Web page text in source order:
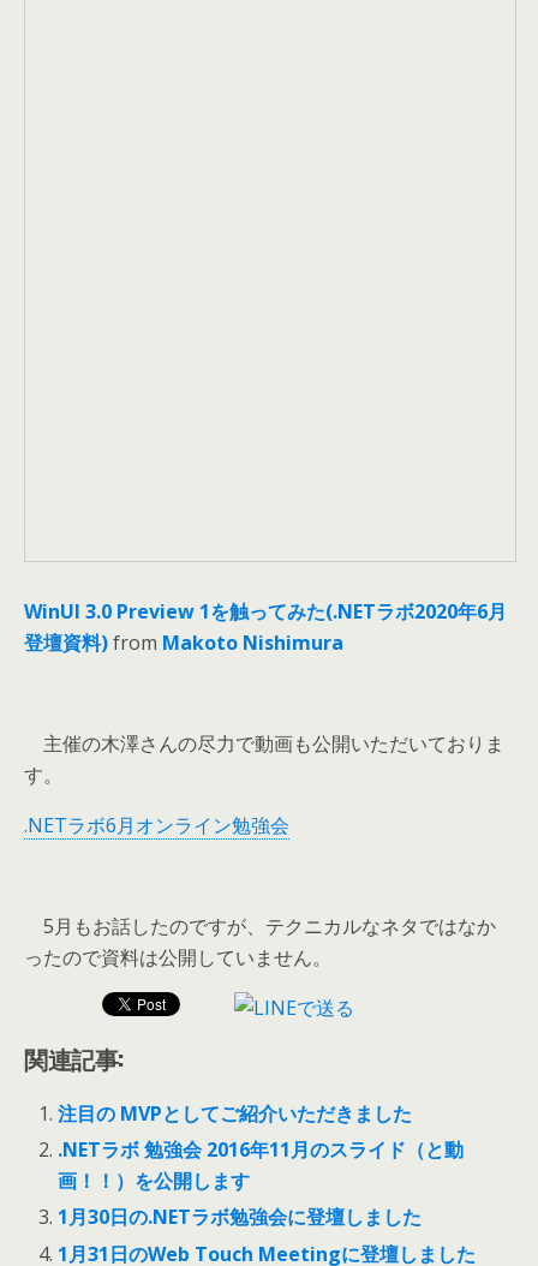
WinUI 3.0 Preview 1を触ってみた(.NETラボ2020年6月
登壇資料)from Makoto Nishimura
主催の木澤さんの尽力で動画も公開いただいておりま
す。
.NETラボ6月オンライン勉強会
5月もお話したのですが、テクニカルなネタではなか
ったので資料は公開していません。
関連記事:
注目の MVPとしてご紹介いただきました
.NETラボ 勉強会 2016年11月のスライド（と動
画！！）を公開します
1月30日の.NETラボ勉強会に登壇しました
1月31日のWeb Touch Meetingに登壇しました